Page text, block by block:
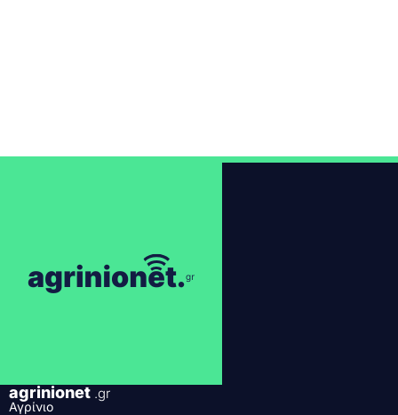
agrinionet .gr
Αγρίνιο